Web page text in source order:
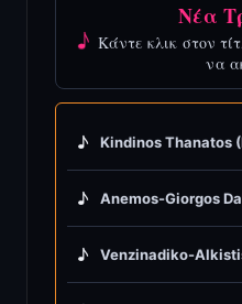
♪
Νέα
Κάντε κλικ στον
να
♪ Kindinos Thanatos
♪ Anemos-Giorgos
♪ Venzinadiko-